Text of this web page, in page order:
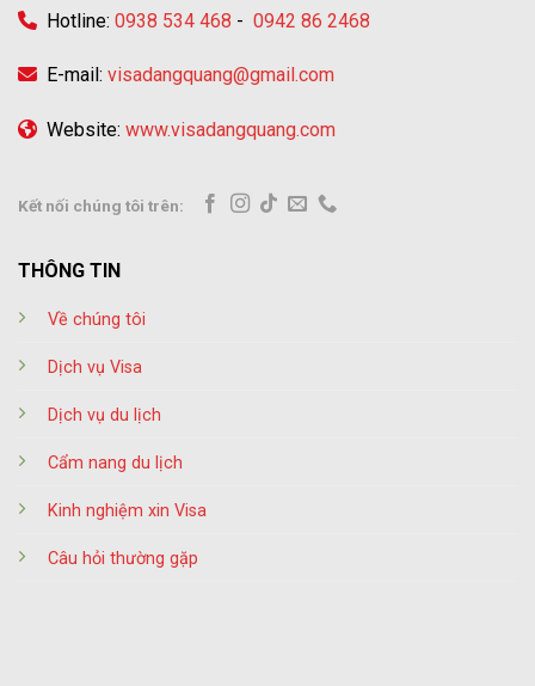
Hotline: 0938 534 468 - 0942 86 2468
E-mail: visadangquang@gmail.com
Website: www.visadangquang.com
Kết nối chúng tôi trên:
THÔNG TIN
Về chúng tôi
Dịch vụ Visa
Dịch vụ du lịch
Cẩm nang du lịch
Kinh nghiệm xin Visa
Câu hỏi thường gặp